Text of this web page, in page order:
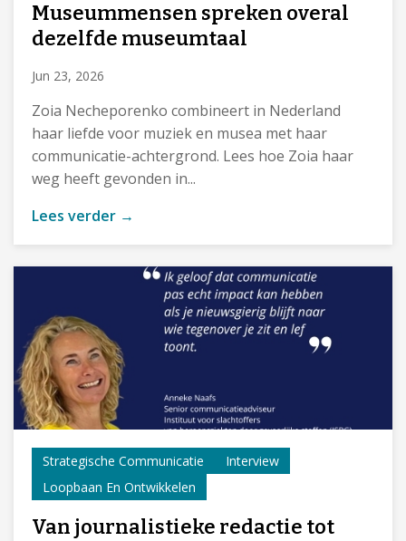
Museummensen spreken overal
dezelfde museumtaal
Jun 23, 2026
Zoia Necheporenko combineert in Nederland
haar liefde voor muziek en musea met haar
communicatie-achtergrond. Lees hoe Zoia haar
weg heeft gevonden in...
Lees verder →
Strategische Communicatie
Interview
Loopbaan En Ontwikkelen
Van journalistieke redactie tot